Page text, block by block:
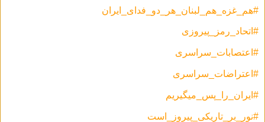
#هم_غزه_هم_لبنان_هر_دو_فدای_ایران
#اتحاد_رمز_پیروزی
#اعتصابات_سراسری
#اعتراضات_سراسری
#ایران_را_پس_میگیریم
#نور_بر_تاریکی_پیروز_است